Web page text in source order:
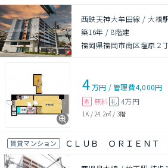
西鉄天神大牟田線 / 大橋
築16年 /8階建
福岡県福岡市南区塩原２
4万円 /管理費4,000円
敷 無料 礼 4万円
1K / 24.2㎡ / 3階
賃貸マンション ＣＬＵＢ ＯＲＩＥＮＴ